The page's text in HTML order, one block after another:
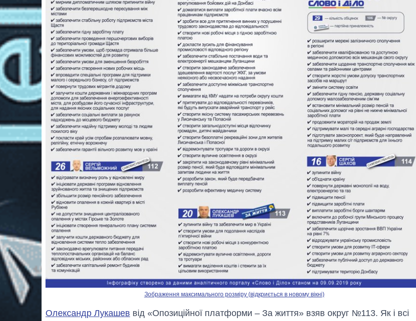
Зображення максимального розміру (відкриється в новому вікні)
Олександр Лукашев від «Опозиційної платформи – За життя» взяв округ №113. Як і всі